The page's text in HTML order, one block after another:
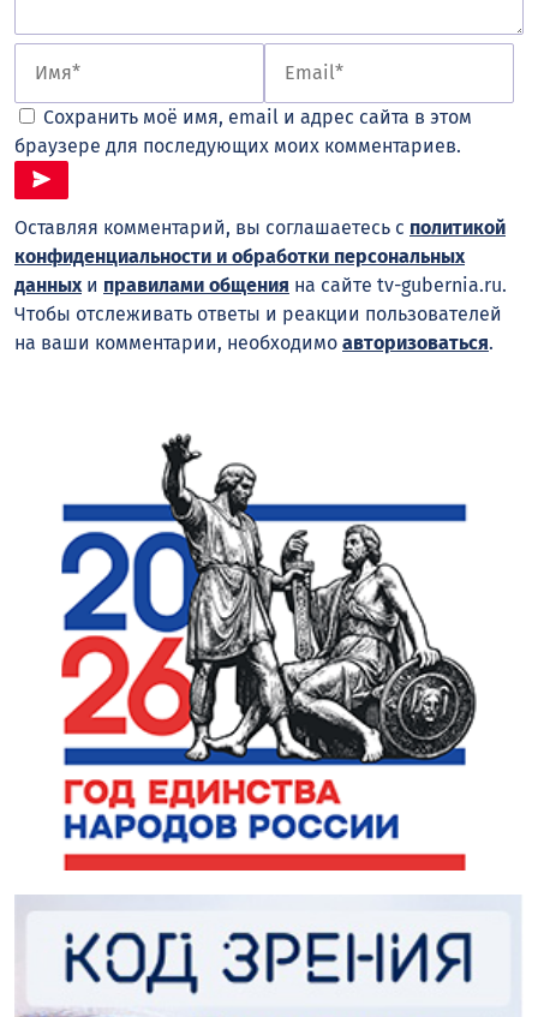
Сохранить моё имя, email и адрес сайта в этом
браузере для последующих моих комментариев.
Оставляя комментарий, вы соглашаетесь с политикой
конфиденциальности и обработки персональных
данныхи правилами общения на сайте tv-gubernia.ru.
Чтобы отслеживать ответы и реакции пользователей
на ваши комментарии, необходимо авторизоваться.